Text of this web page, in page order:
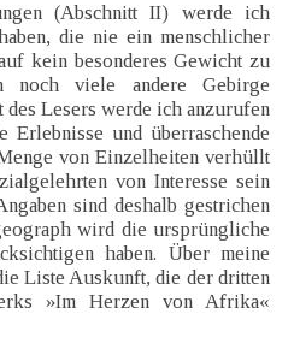
(Abschnitt II) werde ich
die nie ein menschlicher
kein besonderes Gewicht zu
noch viele andere Gebirge
Lesers werde ich anzurufen
Erlebnisse und überraschende
von Einzelheiten verhüllt
von Interesse sein
sind deshalb gestrichen
wird die ursprüngliche
haben. Über meine
Liste Auskunft, die der dritten
»Im Herzen von Afrika«